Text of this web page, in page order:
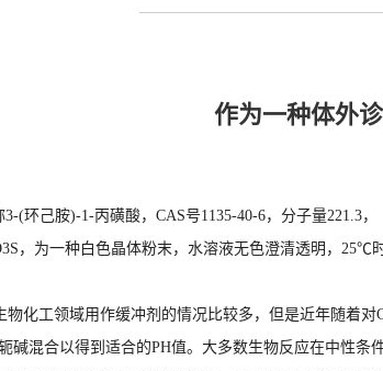
作为一种体外
(环己胺)-1-丙磺酸，CAS号1135-40-6，分子量221.3，
，为一种白色晶体粉末，水溶液无色澄清透明，25℃
化工领域用作缓冲剂的情况比较多，但是近年随着
碱混合以得到适合的PH值。大多数生物反应在中性